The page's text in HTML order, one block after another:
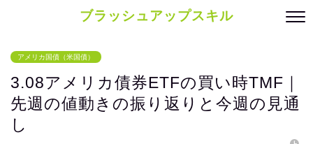
ブラッシュアップスキル
アメリカ国債（米国債）
3.08アメリカ債券ETFの買い時TMF｜
先週の値動きの振り返りと今週の見通
し